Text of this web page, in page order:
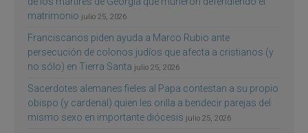
matrimonio julio 25, 2026
Franciscanos piden ayuda a Marco Rubio ante
persecución de colonos judíos que afecta a cristianos (y
no sólo) en Tierra Santa julio 25, 2026
Sacerdotes alemanes fieles al Papa contestan a su propio
obispo (y cardenal) quien les orilla a bendecir parejas del
mismo sexo en importante diócesis julio 25, 2026